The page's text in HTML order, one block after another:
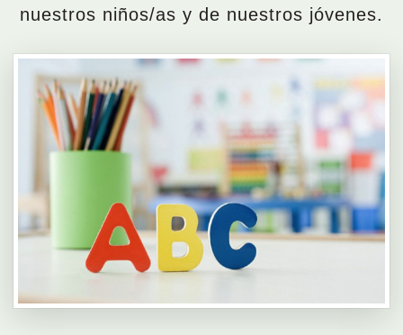
nuestros niños/as y de nuestros jóvenes.